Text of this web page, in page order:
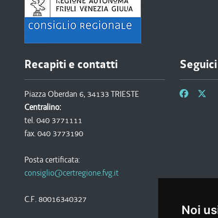
Noi
Recapiti e contatti
Piazza Oberdan 6, 34133 TRIESTE
Centralino:
tel. 040 3771111
fax. 040 3773190
Posta certificata:
consiglio@certregione.fvg.it
C.F. 80016340327